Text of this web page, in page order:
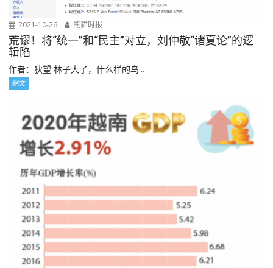
2021-10-26 熊猫时报
荒谬！将“统一”和“民主”对立，刘仲敬“诸夏论”的逻
辑陷
作者：狄望 林子大了，什么样的鸟...
網文